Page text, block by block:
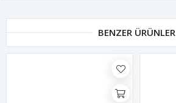
BENZER ÜRÜNLER